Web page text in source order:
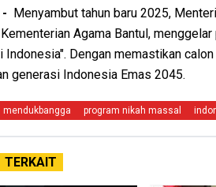
Menyambut tahun baru 2025,
Agama Bantul,
Indonesia". Dengan memastikan
generasi Indonesia Emas 2045.
mendukbangga program nikah massal
TERKAIT